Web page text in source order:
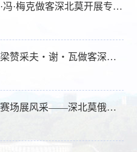
柴可夫斯基后裔丹尼斯·冯·梅克做客深北莫开展专题讲座
俄罗斯科学院通讯院士梁赞采夫・谢・瓦做客深北莫，解读人口现状与未来
以赛赋能育人才，俄语赛场展风采——深北莫俄语学子亮相2026年“俄语日”演讲比赛